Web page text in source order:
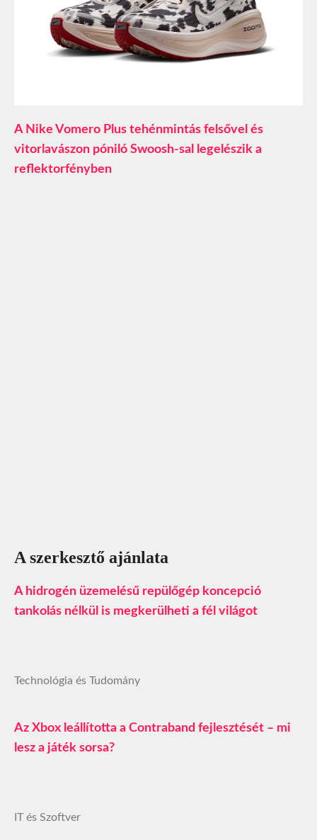
A Nike Vomero Plus tehénmintás felsővel és
vitorlavászon póniló Swoosh-sal legelészik a
reflektorfényben
A szerkesztő ajánlata
A hidrogén üzemelésű repülőgép koncepció
tankolás nélkül is megkerülheti a fél világot
Technológia és Tudomány
Az Xbox leállította a Contraband fejlesztését – mi
lesz a játék sorsa?
IT és Szoftver